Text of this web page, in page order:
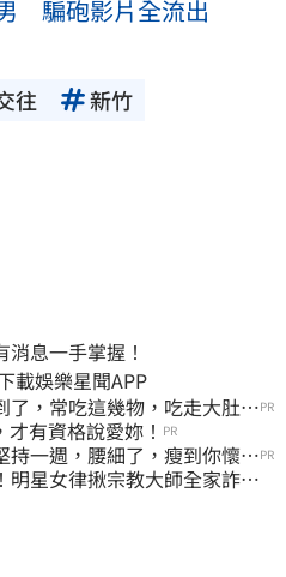
騙砲影片全流出
往 新竹
息一手掌握！
星動態 即刻下載娛樂星聞APP
了，常吃這幾物，吃走大肚
PR
有資格說愛妳！ PR
持一週，腰細了，瘦到你懷疑PR
明星女律揪宗教大師全家詐慈